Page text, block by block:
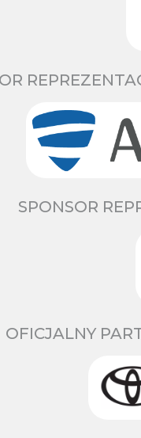
SPONSOR
OFICJALNY